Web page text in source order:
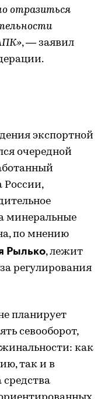
отразиться
, — заявил
экспортной
очередной
России,
минеральные
по мнению
Рылько, лежит
регулирования
планирует
севооборот,
как
так и в
средства